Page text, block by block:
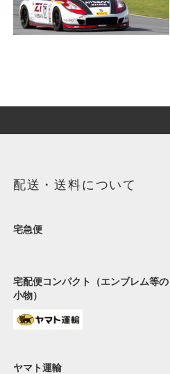
配送・送料について
宅急便
宅配便コンパクト（エンブレム等の
小物）
ヤマト運輸